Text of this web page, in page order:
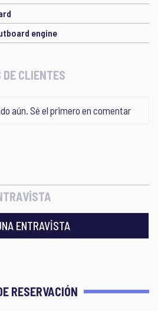
engine
DE CLIENTES
aún. Sé el primero en comentar
ENTRAVİSTA
RESERVACIÓN